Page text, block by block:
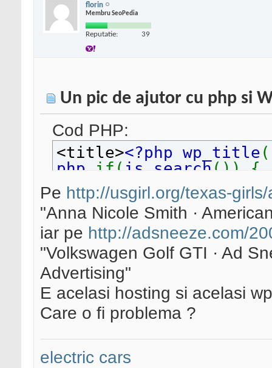
florin
Membru SeoPedia
Reputatie: 39
Un pic de ajutor cu php si
Cod PHP:
<title><?php wp_title (
php if( is_search ()) {
php
echo
phpif(function_exists
UTW_ShowCurrentTagSet(
ingle'=>'%tagdisplay%'
default'=>',
xt% %tagdisplay%' ));
&middot; '
phpif(wp_title(' ',
}?><?php bloginfo
if (
y_description(); }?>
Pe http://usgirl.org/texas-
"Anna Nicole Smith ·
iar pe http://adsneeze.com/
"Volkswagen Golf GTI · Ad
Advertising"
E acelasi hosting si acelasi
Care o fi problema ?
electric cars